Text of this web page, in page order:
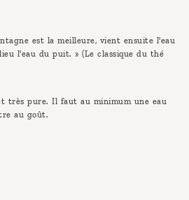
est la meilleure, vient ensuite l'eau
l'eau du puit. » (Le classique du thé
très pure. Il faut au minimum une eau
au goût.